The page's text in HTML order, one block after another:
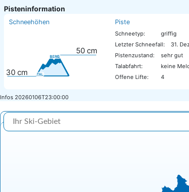
Pisteninformation
Schneehöhen
30cm
50cm
Piste
Schneetyp:
griffig
Letzter Schneefall:
31.
Pistenzustand:
sehr gut
Talabfahrt:
keine
Offene Lifte:
4
Infos 20260106T23:00:00